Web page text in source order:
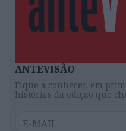
ANTEVISÃO
Fique a conhecer, em
histórias da edição que